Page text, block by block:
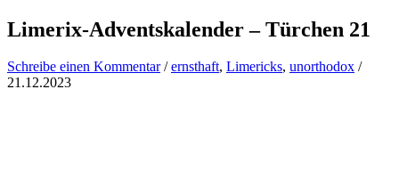
Limerix-Adventskalender – Türchen 21
Schreibe einen Kommentar /ernsthaft, Limericks, unorthodox /
21.12.2023